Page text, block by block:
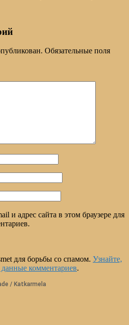
Обязательные поля
и адрес сайта в этом браузере для
для борьбы со спамом. Узнайте,
комментариев.